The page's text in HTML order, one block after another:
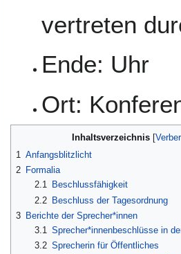
vertreten
Ende: Uhr
Ort:
Inhaltsverzeichnis
1
Anfangsblitzlicht
2 Formalia
2.1
Beschlussfähigkeit
2.2 Beschluss der Tagesordnung
3 Berichte der Sprecher*innen
3.1
Sprecher*innenbeschlüsse in
3.2 Sprecherin für Öffentliches